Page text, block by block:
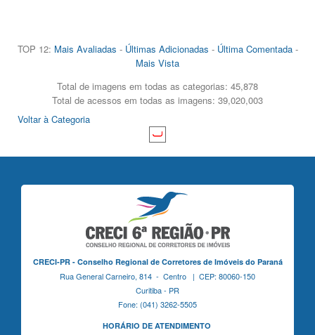
TOP 12: Mais Avaliadas - Últimas Adicionadas - Última Comentada-
Mais Vista
Total de imagens em todas as categorias: 45,878
Total de acessos em todas as imagens: 39,020,003
Voltar à Categoria
CRECI-PR - Conselho Regional de Corretores de Imóveis do Paraná
Rua General Carneiro, 814 - Centro | CEP: 80060-150
Curitiba - PR
Fone: (041) 3262-5505
HORÁRIO DE ATENDIMENTO